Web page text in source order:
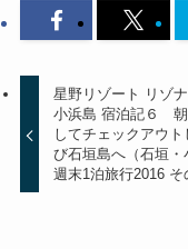
星野リゾート リゾ
小浜島 宿泊記６
してチェックアウト
び石垣島へ（石垣・
週末1泊旅行2016 そ